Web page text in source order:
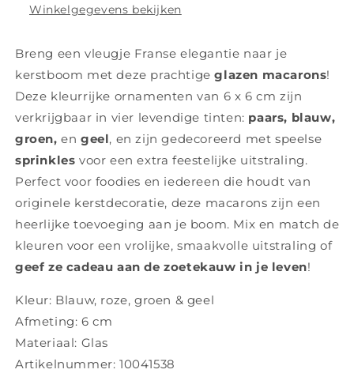
Winkelgegevens bekijken
Breng een vleugje Franse elegantie naar je
kerstboom met deze prachtigeglazen macarons!
Deze kleurrijke ornamenten van 6 x 6 cm zijn
verkrijgbaar in vier levendige tinten: paars, blauw,
groen, engeel, en zijn gedecoreerd met speelse
sprinkles voor een extra feestelijke uitstraling.
Perfect voor foodies en iedereen die houdt van
originele kerstdecoratie, deze macarons zijn een
heerlijke toevoeging aan je boom. Mix en match de
kleuren voor een vrolijke, smaakvolle uitstraling of
geef ze cadeau aan de zoetekauw in je leven!
Kleur: Blauw, roze, groen & geel
Afmeting: 6 cm
Materiaal: Glas
Artikelnummer: 10041538